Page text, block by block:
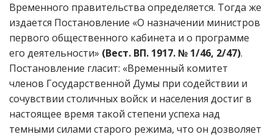
Временного правительства определяется. Тогда же
издается Постановление «О назначении министров
первого общественного кабинета и о программе
его деятельности» (Вест. ВП. 1917. № 1/46, 2/47).
Постановление гласит: «Временный комитет
членов Государственной Думы при содействии и
сочувствии столичных войск и населения достиг в
настоящее время такой степени успеха над
темными силами старого режима, что он дозволяет